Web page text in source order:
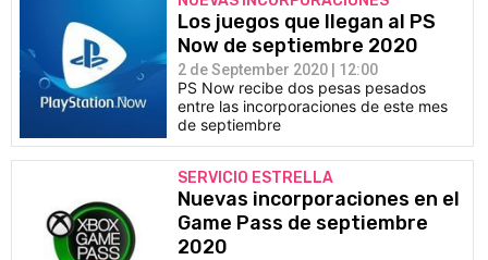
Los juegos que llegan al PS
Now de septiembre 2020
2 de September 2020 | 12:00
PS Now recibe dos pesas pesados
entre las incorporaciones de este mes
de septiembre
SERVICIO ESTRELLA
Nuevas incorporaciones en el
Game Pass de septiembre
2020